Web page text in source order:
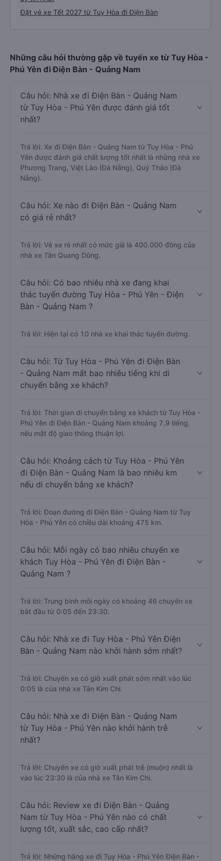
Đặt vé xe Tết 2027 từ Tuy Hòa đi Điện Bàn
Những câu hỏi thường gặp về tuyến xe từ Tuy Hòa -
Phú Yên đi Điện Bàn - Quảng Nam
Câu hỏi: Nhà xe đi Điện Bàn - Quảng Nam
từ Tuy Hòa - Phú Yên được đánh giá tốt
nhất?
Trả lời: Xe đi Điện Bàn - Quảng Nam từ Tuy Hòa - Phú
Yên được đánh giá chất lượng tốt nhất là những nhà xe
Phương Trang, Việt Lào (Đà Nẵng), Quý Thảo (Đà
Nẵng).
Câu hỏi: Xe nào đi Điện Bàn - Quảng Nam
có giá rẻ nhất?
Trả lời: Vé xe rẻ nhất có mức giá là 400.000 đồng của
nhà xe Tân Quang Dũng.
Câu hỏi: Có bao nhiêu nhà xe đang khai
thác tuyến đường Tuy Hòa - Phú Yên - Điện
Bàn - Quảng Nam ?
Trả lời: Hiện tại có 10 nhà xe khai thác tuyến đường.
Câu hỏi: Từ Tuy Hòa - Phú Yên đi Điện Bàn
- Quảng Nam mất bao nhiêu tiếng khi di
chuyển bằng xe khách?
Trả lời: Thời gian di chuyển bằng xe khách từ Tuy Hòa -
Phú Yên đi Điện Bàn - Quảng Nam khoảng 7.9 tiếng,
nếu mật độ giao thông thuận lợi.
Câu hỏi: Khoảng cách từ Tuy Hòa - Phú Yên
đi Điện Bàn - Quảng Nam là bao nhiêu km
nếu di chuyển bằng xe khách?
Trả lời: Đoạn đường đi Điện Bàn - Quảng Nam từ Tuy
Hòa - Phú Yên có chiều dài khoảng 475 km.
Câu hỏi: Mỗi ngày có bao nhiêu chuyến xe
khách Tuy Hòa - Phú Yên đi Điện Bàn -
Quảng Nam ?
Trả lời: Trung bình mỗi ngày có khoảng 46 chuyến xe
bắt đầu từ 0:05 đến 23:30.
Câu hỏi: Nhà xe đi Tuy Hòa - Phú Yên Điện
Bàn - Quảng Nam nào khởi hành sớm nhất?
Trả lời: Chuyến xe có giờ xuất phát sớm nhất vào lúc
0:05 là của nhà xe Tân Kim Chi.
Câu hỏi: Nhà xe đi Điện Bàn - Quảng Nam
từ Tuy Hòa - Phú Yên nào khởi hành trễ
nhất?
Trả lời: Chuyến xe có giờ xuất phát trễ (muộn) nhất là
vào lúc 23:30 là của nhà xe Tân Kim Chi.
Câu hỏi: Review xe đi Điện Bàn - Quảng
Nam từ Tuy Hòa - Phú Yên nào có chất
lượng tốt, xuất sắc, cao cấp nhất?
Trả lời: Những hãng xe đi Tuy Hòa - Phú Yên Điện Bàn -